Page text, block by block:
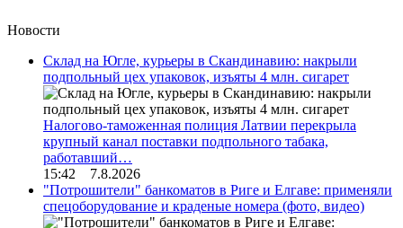
Новости
Склад на Югле, курьеры в Скандинавию: накрыли
подпольный цех упаковок, изъяты 4 млн. сигарет
Налогово-таможенная полиция Латвии перекрыла
крупный канал поставки подпольного табака,
работавший…
15:42 7.8.2026
"Потрошители" банкоматов в Риге и Елгаве: применяли
спецоборудование и краденые номера (фото, видео)